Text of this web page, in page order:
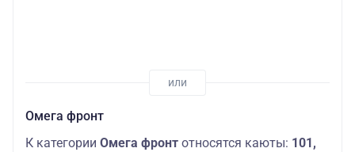
Омега фронт
К категории Омега фронт относятся каюты: 101,